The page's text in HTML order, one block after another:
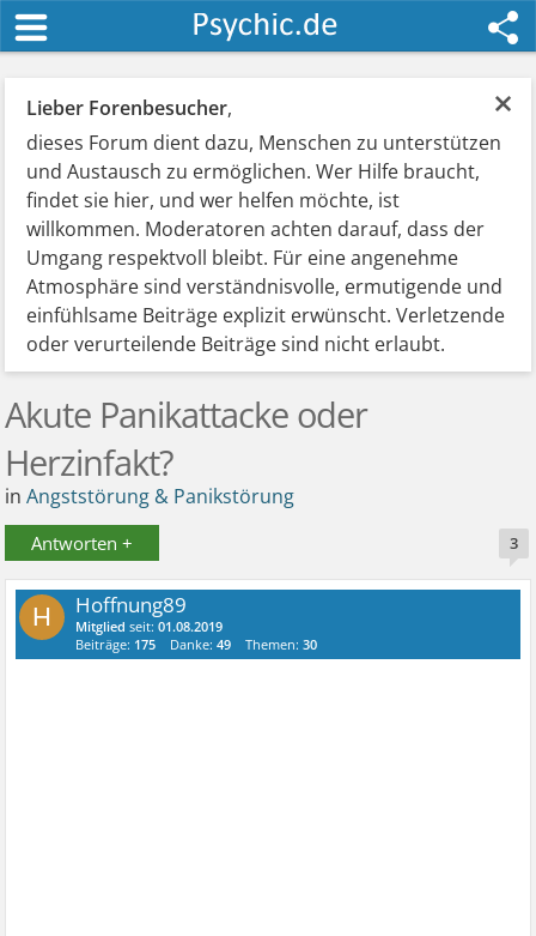
×
Lieber Forenbesucher,
dieses Forum dient dazu, Menschen zu unterstützen
und Austausch zu ermöglichen. Wer Hilfe braucht,
findet sie hier, und wer helfen möchte, ist
willkommen. Moderatoren achten darauf, dass der
Umgang respektvoll bleibt. Für eine angenehme
Atmosphäre sind verständnisvolle, ermutigende und
einfühlsame Beiträge explizit erwünscht. Verletzende
oder verurteilende Beiträge sind nicht erlaubt.
Akute Panikattacke oder
Herzinfakt?
inAngststörung & Panikstörung
Antworten + 3
H Hoffnung89
Mitglied seit:01.08.2019
Beiträge: 175 Danke:49 Themen:30